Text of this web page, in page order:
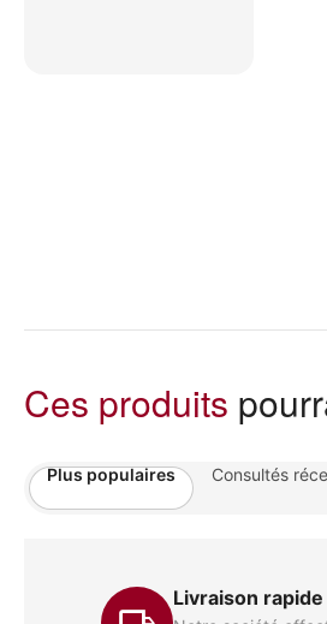
Ces produits
Plus populaires Consultés
Livraison